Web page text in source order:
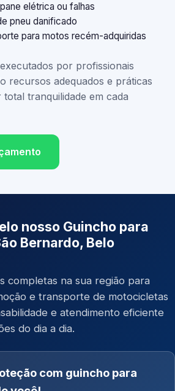
elétrica ou falhas
pneu danificado
para motos recém-adquiridas
por profissionais
recursos adequados e práticas
tranquilidade em cada
nosso Guincho para
Bernardo, Belo
completas na sua região para
e transporte de motocicletas
e atendimento eficiente
do dia a dia.
com guincho para